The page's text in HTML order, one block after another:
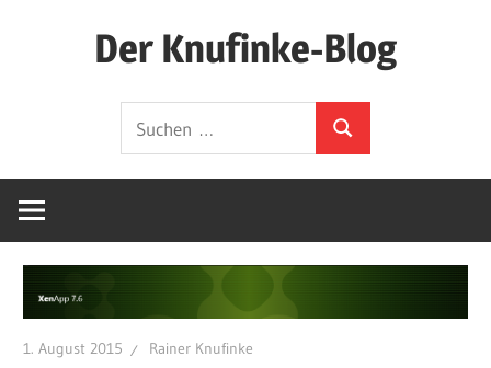
Der Knufinke-Blog
IT
nach:
Suchen
1. August 2015 Rainer Knufinke